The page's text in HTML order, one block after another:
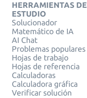
HERRAMIENTAS DE
ESTUDIO
Solucionador
Matemático de IA
AI Chat
Problemas populares
Hojas de trabajo
Hojas de referencia
Calculadoras
Calculadora gráfica
Verificar solución